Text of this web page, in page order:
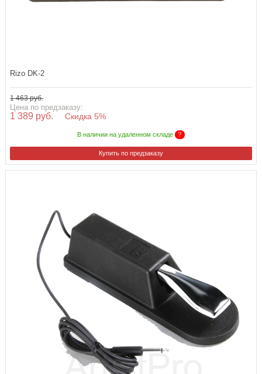
Rizo DK-2
1 463 руб.
Цена по предзаказу:
1 389 руб. Скидка 5%
В наличии на удаленном складе ?
Купить по предзаказу